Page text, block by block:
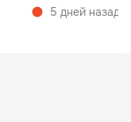
5 дней назад